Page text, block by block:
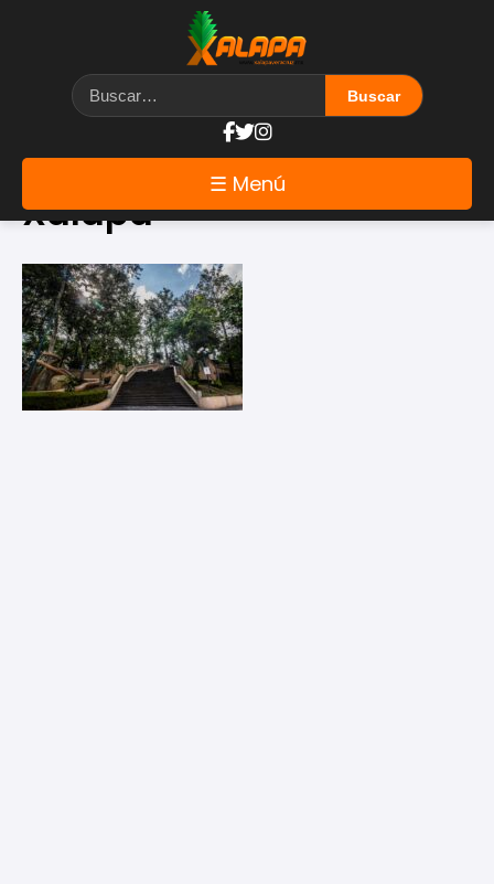
☰ Menú
Etiqueta: Parque Natura
Xalapa